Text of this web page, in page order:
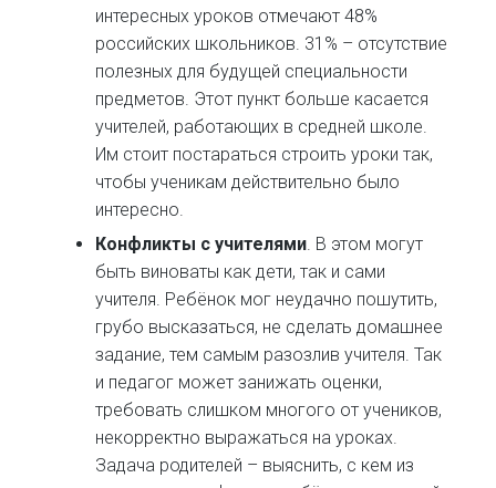
интересных уроков отмечают 48%
российских школьников. 31% – отсутствие
полезных для будущей специальности
предметов. Этот пункт больше касается
учителей, работающих в средней школе.
Им стоит постараться строить уроки так,
чтобы ученикам действительно было
интересно.
Конфликты с учителями. В этом могут
быть виноваты как дети, так и сами
учителя. Ребёнок мог неудачно пошутить,
грубо высказаться, не сделать домашнее
задание, тем самым разозлив учителя. Так
и педагог может занижать оценки,
требовать слишком многого от учеников,
некорректно выражаться на уроках.
Задача родителей – выяснить, с кем из